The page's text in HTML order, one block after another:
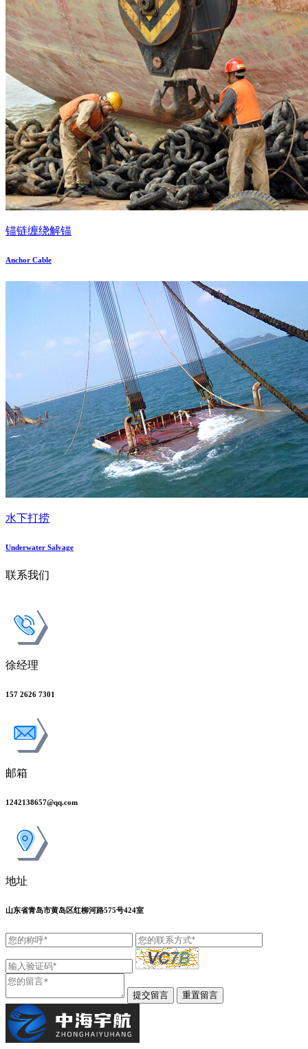
锚链缠绕解锚
Anchor Cable
水下打捞
Underwater Salvage
联系我们
徐经理
157 2626 7301
邮箱
1242138657@qq.com
地址
山东省青岛市黄岛区红柳河路575号424室